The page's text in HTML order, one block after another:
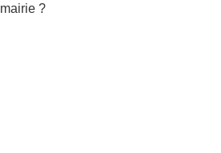
mairie ?